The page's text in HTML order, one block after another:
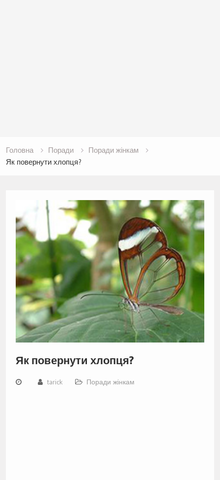
Головна Поради
Поради жінкам
Як повернути хлопця?
Як повернути хлопця?
tarick Поради жінкам